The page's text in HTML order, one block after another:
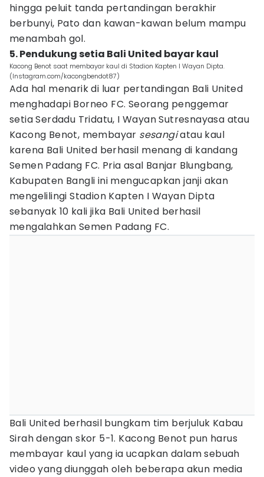
hingga peluit tanda pertandingan berakhir
berbunyi, Pato dan kawan-kawan belum mampu
menambah gol.
5. Pendukung setia Bali United bayar kaul
Kacong Benot saat membayar kaul di Stadion Kapten I Wayan Dipta.
(Instagram.com/kacongbendot87)
Ada hal menarik di luar pertandingan Bali United
menghadapi Borneo FC. Seorang penggemar
setia Serdadu Tridatu, I Wayan Sutresnayasa atau
Kacong Benot, membayar sesangiatau kaul
karena Bali United berhasil menang di kandang
Semen Padang FC. Pria asal Banjar Blungbang,
Kabupaten Bangli ini mengucapkan janji akan
mengelilingi Stadion Kapten I Wayan Dipta
sebanyak 10 kali jika Bali United berhasil
mengalahkan Semen Padang FC.
Bali United berhasil bungkam tim berjuluk Kabau
Sirah dengan skor 5-1. Kacong Benot pun harus
membayar kaul yang ia ucapkan dalam sebuah
video yang diunggah oleh beberapa akun media